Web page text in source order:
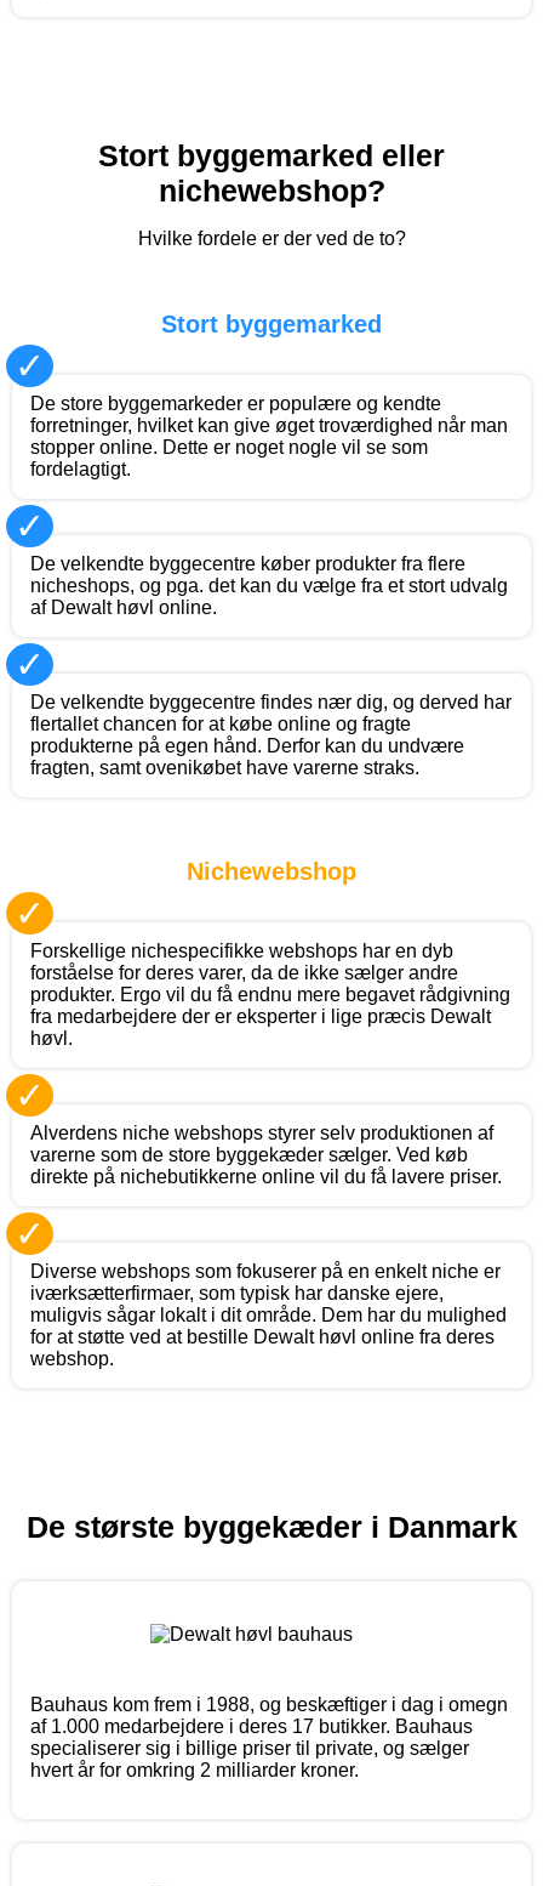
Stort byggemarked eller
nichewebshop?
Hvilke fordele er der ved de to?
Stort byggemarked
✓
De store byggemarkeder er populære og kendte
forretninger, hvilket kan give øget troværdighed når man
stopper online. Dette er noget nogle vil se som
fordelagtigt.
✓
De velkendte byggecentre køber produkter fra flere
nicheshops, og pga. det kan du vælge fra et stort udvalg
af Dewalt høvl online.
✓
De velkendte byggecentre findes nær dig, og derved har
flertallet chancen for at købe online og fragte
produkterne på egen hånd. Derfor kan du undvære
fragten, samt ovenikøbet have varerne straks.
Nichewebshop
✓
Forskellige nichespecifikke webshops har en dyb
forståelse for deres varer, da de ikke sælger andre
produkter. Ergo vil du få endnu mere begavet rådgivning
fra medarbejdere der er eksperter i lige præcis Dewalt
høvl.
✓
Alverdens niche webshops styrer selv produktionen af
varerne som de store byggekæder sælger. Ved køb
direkte på nichebutikkerne online vil du få lavere priser.
✓
Diverse webshops som fokuserer på en enkelt niche er
iværksætterfirmaer, som typisk har danske ejere,
muligvis sågar lokalt i dit område. Dem har du mulighed
for at støtte ved at bestille Dewalt høvl online fra deres
webshop.
De største byggekæder i Danmark
Bauhaus kom frem i 1988, og beskæftiger i dag i omegn
af 1.000 medarbejdere i deres 17 butikker. Bauhaus
specialiserer sig i billige priser til private, og sælger
hvert år for omkring 2 milliarder kroner.